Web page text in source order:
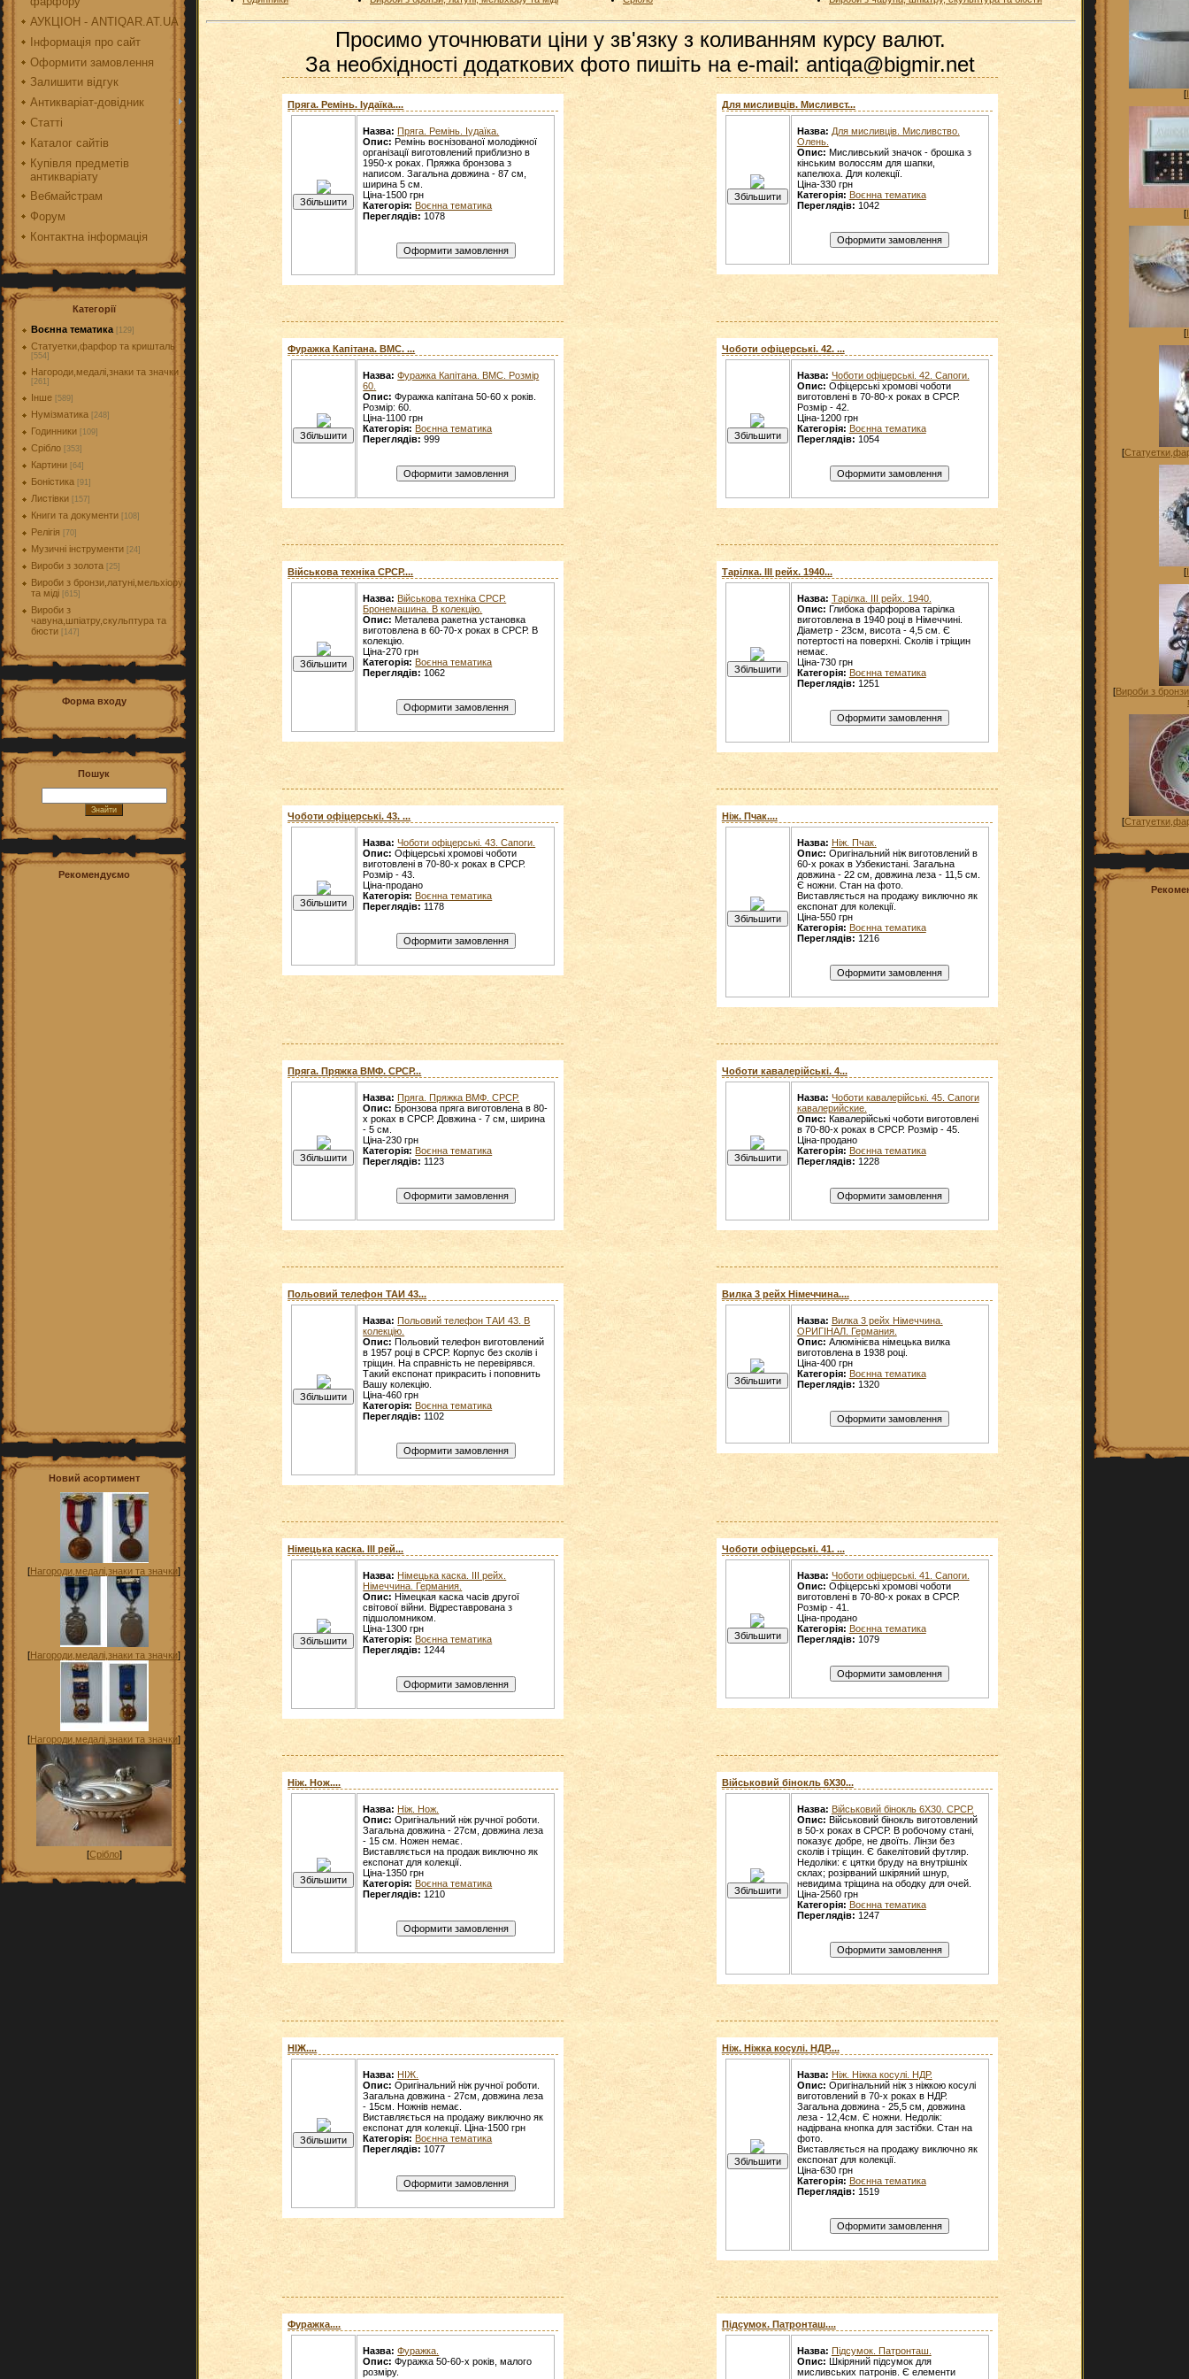
АУКЦІОН - ANTIQAR.AT.UA
Інформація про сайт
Оформити замовлення
Залишити відгук
Антикваріат-довідник
Статті
Каталог сайтів
Купівля предметів
антикваріату
Вебмайстрам
Форум
Контактна інформація
Категорії
Воєнна тематика
[129]
Статуетки,фарфор та кришталь
[554]
Нагороди,медалі,знаки та значки
[261]
Інше [589]
Нумізматика [248]
Годинники [109]
Срібло [353]
Картини [64]
Боністика [91]
Листівки [157]
Книги та документи [108]
Релігія [70]
Музичні інструменти [24]
Вироби з золота [25]
Вироби з бронзи,латуні,мельхіору
та міді [615]
Вироби з
чавуна,шпіатру,скульптура та
бюсти
[147]
Форма входу
Пошук
Рекомендуємо
Новий асортимент
[Нагороди,медалі,знаки та значки]
[Нагороди,медалі,знаки та значки]
[Нагороди,медалі,знаки та значки]
[Срібло]
Просимо уточнювати ціни у зв'язку з коливанням курсу валют.
За необхідності додаткових фото пишіть на e-mail: antiqa@bigmir.net
Пряга. Ремінь. Іудаїка....
Назва: Пряга. Ремінь. Іудаїка.
Опис:Ремінь воєнізованої молодіжної
організації виготовлений приблизно в
1950-х роках. Пряжка бронзова з
написом. Загальна довжина - 87 см,
ширина 5 см.
Ціна-1500 грн
Категорія: Воєнна тематика
Переглядів: 1078
Для мисливців. Мисливст...
Назва: Для мисливців. Мисливство.
Олень.
Опис: Мисливський значок - брошка з
кінським волоссям для шапки,
капелюха. Для колекції.
Ціна-330 грн
Категорія: Воєнна тематика
Переглядів: 1042
Фуражка Капітана. ВМС. ...
Назва: Фуражка Капітана. ВМС. Розмір
60.
Опис:Фуражка капітана 50-60 х років.
Розмір: 60.
Ціна-1100 грн
Категорія: Воєнна тематика
Переглядів: 999
Чоботи офіцерські. 42. ...
Назва: Чоботи офіцерські. 42. Сапоги.
Опис: Офіцерські хромові чоботи
виготовлені в 70-80-х роках в СРСР.
Розмір - 42.
Ціна-1200 грн
Категорія: Воєнна тематика
Переглядів: 1054
Військова техніка СРСР....
Назва: Військова техніка СРСР.
Бронемашина. В колекцію.
Опис:Металева ракетна установка
виготовлена в 60-70-х роках в СРСР. В
колекцію.
Ціна-270 грн
Категорія: Воєнна тематика
Переглядів: 1062
Тарілка. ІІІ рейх. 1940...
Назва: Тарілка. ІІІ рейх. 1940.
Опис: Глибока фарфорова тарілка
виготовлена в 1940 році в Німеччині.
Діаметр - 23см, висота - 4,5 см. Є
потертості на поверхні. Сколів і тріщин
немає.
Ціна-730 грн
Категорія: Воєнна тематика
Переглядів: 1251
Чоботи офіцерські. 43. ...
Назва: Чоботи офіцерські. 43. Сапоги.
Опис:Офіцерські хромові чоботи
виготовлені в 70-80-х роках в СРСР.
Розмір - 43.
Ціна-продано
Категорія: Воєнна тематика
Переглядів: 1178
Ніж. Пчак....
Назва: Ніж. Пчак.
Опис: Оригінальний ніж виготовлений в
60-х роках в Узбекистані. Загальна
довжина - 22 см, довжина леза - 11,5 см.
Є ножни. Стан на фото.
Виставляється на продажу виключно як
експонат для колекції.
Ціна-550 грн
Категорія: Воєнна тематика
Переглядів: 1216
Пряга. Пряжка ВМФ. СРСР...
Назва: Пряга. Пряжка ВМФ. СРСР.
Опис:Бронзова пряга виготовлена в 80-
х роках в СРСР. Довжина - 7 см, ширина
- 5 см.
Ціна-230 грн
Категорія: Воєнна тематика
Переглядів: 1123
Чоботи кавалерійські. 4...
Назва: Чоботи кавалерійські. 45. Сапоги
кавалерийские.
Опис: Кавалерійські чоботи виготовлені
в 70-80-х роках в СРСР. Розмір - 45.
Ціна-продано
Категорія: Воєнна тематика
Переглядів: 1228
Польовий телефон ТАИ 43...
Назва: Польовий телефон ТАИ 43. В
колекцію.
Опис:Польовий телефон виготовлений
в 1957 році в СРСР. Корпус без сколів і
тріщин. На справність не перевірявся.
Такий експонат прикрасить і поповнить
Вашу колекцію.
Ціна-460 грн
Категорія: Воєнна тематика
Переглядів: 1102
Вилка 3 рейх Німеччина....
Назва: Вилка 3 рейх Німеччина.
ОРИГІНАЛ. Германия.
Опис: Алюмінієва німецька вилка
виготовлена в 1938 році.
Ціна-400 грн
Категорія: Воєнна тематика
Переглядів: 1320
Німецька каска. ІІІ рей...
Назва: Німецька каска. ІІІ рейх.
Німеччина. Германия.
Опис:Німецкая каска часів другої
світової війни. Відреставрована з
підшоломником.
Ціна-1300 грн
Категорія: Воєнна тематика
Переглядів: 1244
Чоботи офіцерські. 41. ...
Назва: Чоботи офіцерські. 41. Сапоги.
Опис: Офіцерські хромові чоботи
виготовлені в 70-80-х роках в СРСР.
Розмір - 41.
Ціна-продано
Категорія: Воєнна тематика
Переглядів: 1079
Ніж. Нож....
Назва: Ніж. Нож.
Опис:Оригінальний ніж ручної роботи.
Загальна довжина - 27см, довжина леза
- 15 см. Ножен немає.
Виставляється на продаж виключно як
експонат для колекції.
Ціна-1350 грн
Категорія: Воєнна тематика
Переглядів: 1210
Військовий бінокль 6X30...
Назва: Військовий бінокль 6X30. СРСР.
Опис: Військовий бінокль виготовлений
в 50-х роках в СРСР. В робочому стані,
показує добре, не двоїть. Лінзи без
сколів і тріщин. Є бакелітовий футляр.
Недоліки: є цятки бруду на внутрішніх
склах; розірваний шкіряний шнур,
невидима тріщина на ободку для очей.
Ціна-2560 грн
Категорія: Воєнна тематика
Переглядів: 1247
НІЖ....
Назва: НІЖ.
Опис:Оригінальний ніж ручної роботи.
Загальна довжина - 27см, довжина леза
- 15см. Ножнів немає.
Виставляється на продажу виключно як
експонат для колекції. Ціна-1500 грн
Категорія: Воєнна тематика
Переглядів: 1077
Ніж. Ніжка косулі. НДР....
Назва: Ніж. Ніжка косулі. НДР.
Опис: Оригінальний ніж з ніжкою косулі
виготовлений в 70-х роках в НДР.
Загальна довжина - 25,5 см, довжина
леза - 12,4см. Є ножни. Недолік:
надірвана кнопка для застібки. Стан на
фото.
Виставляється на продажу виключно як
експонат для колекції.
Ціна-630 грн
Категорія: Воєнна тематика
Переглядів: 1519
Фуражка....
Назва: Фуражка.
Опис:Фуражка 50-60-х років, малого
розміру.
Підсумок. Патронташ....
Назва: Підсумок. Патронташ.
Опис: Шкіряний підсумок для
мисливських патронів. Є елементи
[
[
[
[
[
[Вироби з
[